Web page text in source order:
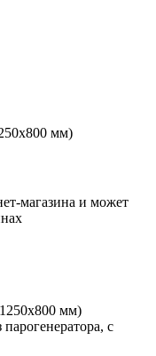
мм)
магазина и может
мм)
с